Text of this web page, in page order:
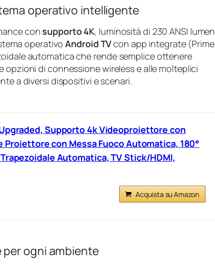
operativo intelligente
consupporto 4K, luminosità di 230 ANSI lumen
operativoAndroid TVcon app integrate (Prime
automatica che rende semplice ottenere
opzioni di connessione wireless e alle molteplici
a diversi dispositivi e scenari.
Supporto 4k Videoproiettore con
Proiettore con Messa Fuoco Automatica, 180°
Automatica, TV Stick/HDMI,
Acquista su Amazon
per ogni ambiente